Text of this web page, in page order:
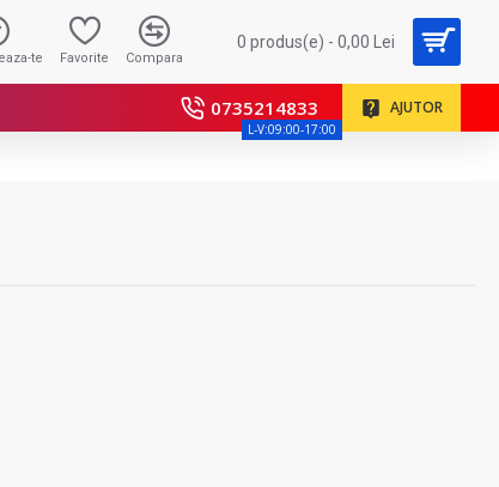
te Favorite Compara
0 produs(e) - 0,00 Lei
0735214833
L-V:09:00-17:00
AJUTOR